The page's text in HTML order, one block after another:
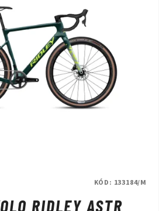
RIDLEY ASTR
KÓD: 133184/M